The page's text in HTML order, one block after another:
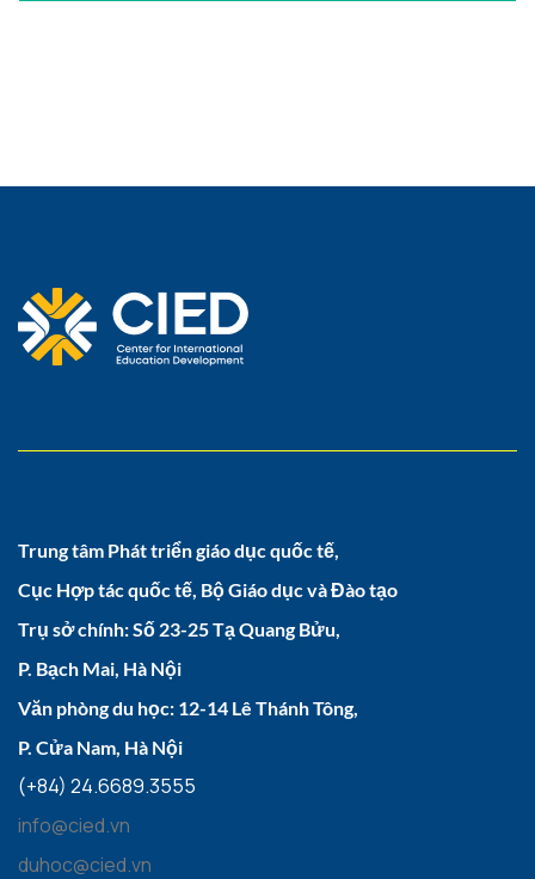
Trung tâm Phát triển giáo dục quốc tế,
Cục Hợp tác quốc tế, Bộ Giáo dục và Đào tạo
Trụ sở chính: Số 23-25 Tạ Quang Bửu,
P. Bạch Mai, Hà Nội
Văn phòng du học: 12-14 Lê Thánh Tông,
P. Cửa Nam, Hà Nội
(+84) 24.6689.3555
info@cied.vn
duhoc@cied.vn